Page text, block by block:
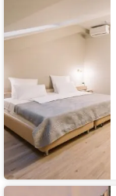
Гостиница